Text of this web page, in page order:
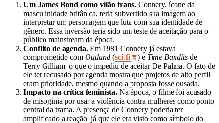
Um James Bond como vilão trans. Connery, ícone da
masculinidade britânica, teria subvertido sua imagem ao
interpretar um personagem que luta com sua identidade de
gênero. Essa inversão teria sido um teste de aceitação para o
público mainstream da época.
Conflito de agenda. Em 1981 Connery já estava
comprometido com Outland (sci‑fi ) e Time Bandits de
Terry Gilliam, o que o impediu de aceitar De Palma. O fato de
ele ter recusado por agenda mostra que projetos de alto perfil
eram prioridade, mesmo quando a proposta fosse ousada.
Impacto na crítica feminista. Na época, o filme foi acusado
de misoginia por usar a violência contra mulheres como ponto
central da trama. A presença de Connery poderia ter
amplificado a reação, já que ele era visto como símbolo do